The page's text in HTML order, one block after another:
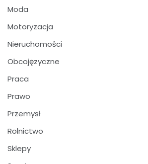
Moda
Motoryzacja
Nieruchomości
Obcojęzyczne
Praca
Prawo
Przemysł
Rolnictwo
Sklepy